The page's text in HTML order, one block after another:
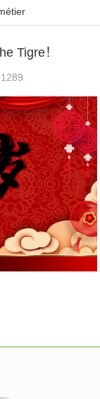
Tigre！